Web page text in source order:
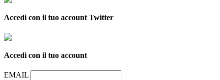
Accedi con il tuo account Twitter
Accedi con il tuo account
EMAIL